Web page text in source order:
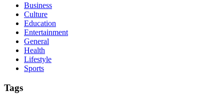
Business
Culture
Education
Entertainment
General
Health
Lifestyle
Sports
Tags